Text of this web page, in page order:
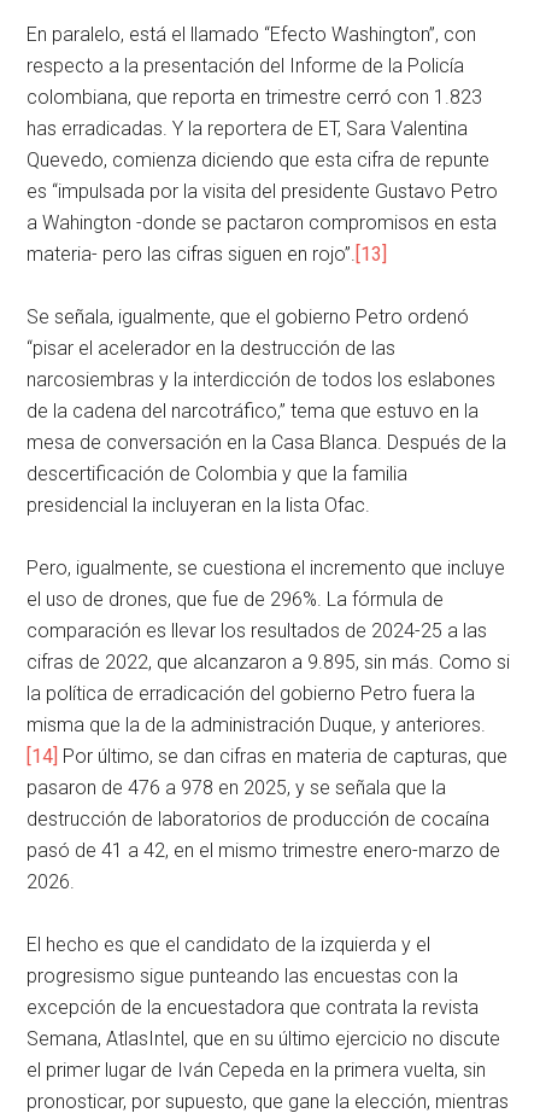
En paralelo, está el llamado “Efecto Washington”, con
respecto a la presentación del Informe de la Policía
colombiana, que reporta en trimestre cerró con 1.823
has erradicadas. Y la reportera de ET, Sara Valentina
Quevedo, comienza diciendo que esta cifra de repunte
es “impulsada por la visita del presidente Gustavo Petro
a Wahington -donde se pactaron compromisos en esta
materia- pero las cifras siguen en rojo”. [13]
Se señala, igualmente, que el gobierno Petro ordenó
“pisar el acelerador en la destrucción de las
narcosiembras y la interdicción de todos los eslabones
de la cadena del narcotráfico,” tema que estuvo en la
mesa de conversación en la Casa Blanca. Después de la
descertificación de Colombia y que la familia
presidencial la incluyeran en la lista Ofac.
Pero, igualmente, se cuestiona el incremento que incluye
el uso de drones, que fue de 296%. La fórmula de
comparación es llevar los resultados de 2024-25 a las
cifras de 2022, que alcanzaron a 9.895, sin más. Como si
la política de erradicación del gobierno Petro fuera la
misma que la de la administración Duque, y anteriores.
[14] Por último, se dan cifras en materia de capturas, que
pasaron de 476 a 978 en 2025, y se señala que la
destrucción de laboratorios de producción de cocaína
pasó de 41 a 42, en el mismo trimestre enero-marzo de
2026.
El hecho es que el candidato de la izquierda y el
progresismo sigue punteando las encuestas con la
excepción de la encuestadora que contrata la revista
Semana, AtlasIntel, que en su último ejercicio no discute
el primer lugar de Iván Cepeda en la primera vuelta, sin
pronosticar, por supuesto, que gane la elección, mientras